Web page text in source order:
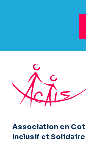
Association en
Inclusif et Solidaire